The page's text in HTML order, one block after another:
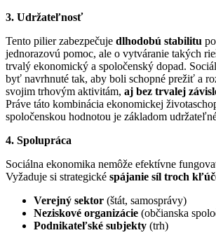
3. Udržateľnosť
Tento pilier zabezpečuje dlhodobú stabilitu
jednorazovú pomoc, ale o vytváranie takých
trvalý ekonomický a spoločenský dopad.
byť navrhnuté tak, aby boli schopné prežiť a
svojim trhovým aktivitám, aj bez trvalej
Práve táto kombinácia ekonomickej
spoločenskou hodnotou je základom
4. Spolupráca
Sociálna ekonomika nemôže efektívne
Vyžaduje si strategické spájanie síl troch
Verejný sektor (štát, samosprávy)
Neziskové organizácie (občianska
Podnikateľské subjekty (trh)